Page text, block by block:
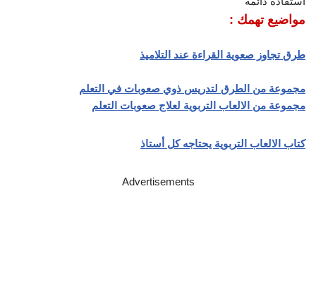
مواضيع تهمك :
طرق تجاوز صعوية القراءة عند التلاميذ
مجموعة من الطرق لتدريس ذوي صعوبات في التعلم
مجموعة من الالعاب التربوية لعلاج صعوبات التعلم
كتاب الالعاب التربوية يحتاجه كل أستاذ
Advertisements